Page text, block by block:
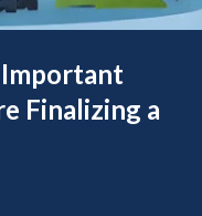
Important
Finalizing a